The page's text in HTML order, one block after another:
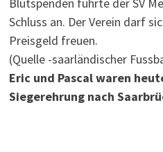
Blutspenden führte der SV
Schluss an. Der Verein darf
Preisgeld freuen.
(Quelle -saarländischer
Eric und Pascal waren
Siegerehrung nach